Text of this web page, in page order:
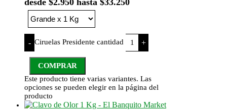
desde $2.950 hasta $33.250
- Ciruelas Presidente cantidad +
COMPRAR
Este producto tiene varias variantes. Las
opciones se pueden elegir en la página del
producto